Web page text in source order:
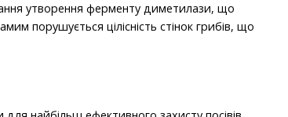
утворення ферменту диметилази, що
порушується цілісність стінок грибів, що